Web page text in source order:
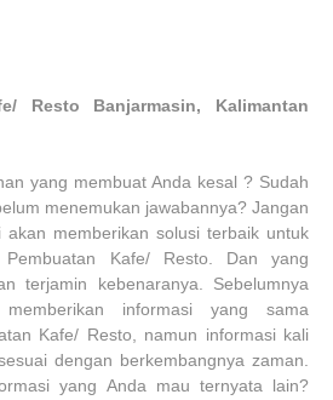
Resto Banjarmasin, Kalimantan
yang membuat Anda kesal ? Sudah
menemukan jawabannya? Jangan
memberikan solusi terbaik untuk
Kafe/ Resto. Dan yang
terjamin kebenaranya. Sebelumnya
informasi yang sama
Kafe/ Resto, namun informasi kali
dengan berkembangnya zaman.
yang Anda mau ternyata lain?